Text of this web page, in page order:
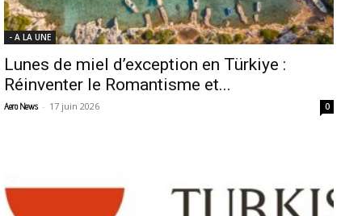
- A LA UNE
Lunes de miel d’exception en Türkiye :
Réinventer le Romantisme et...
Aero News - 17 juin 2026 0